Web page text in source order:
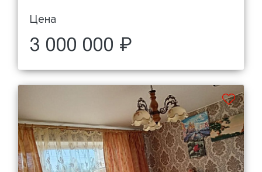
Цена
3 000 000 ₽